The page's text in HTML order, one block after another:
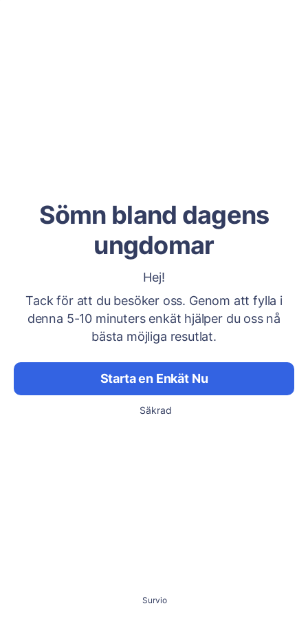
Sömn bland dagens
ungdomar
Hej!
Tack för att du besöker oss. Genom att fylla i
denna 5-10 minuters enkät hjälper du oss nå
bästa möjliga resutlat.
Starta en Enkät Nu
Säkrad
Survio